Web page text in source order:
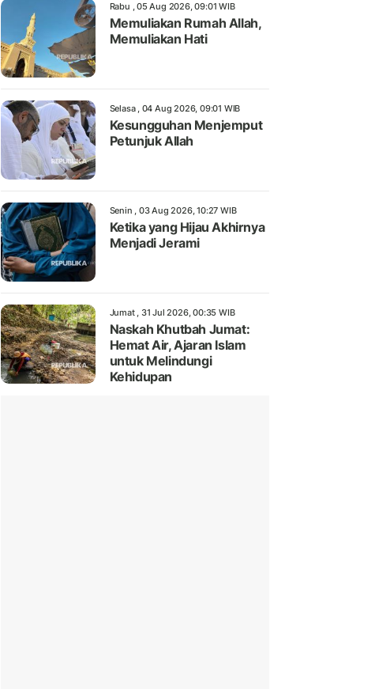
Rabu , 05 Aug 2026, 09:01 WIB
Memuliakan Rumah Allah,
Memuliakan Hati
Selasa , 04 Aug 2026, 09:01 WIB
Kesungguhan Menjemput
Petunjuk Allah
Senin , 03 Aug 2026, 10:27 WIB
Ketika yang Hijau Akhirnya
Menjadi Jerami
Jumat , 31 Jul 2026, 00:35 WIB
Naskah Khutbah Jumat:
Hemat Air, Ajaran Islam
untuk Melindungi
Kehidupan